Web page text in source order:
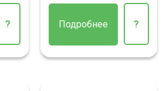
? Подробнее ?